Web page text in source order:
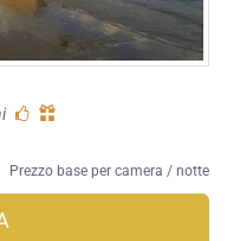
Prezzo base per camera / notte